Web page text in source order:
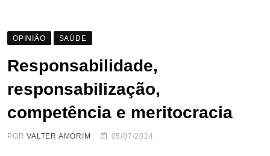
OPINIÃO SAÚDE
Responsabilidade,
responsabilização,
competência e meritocracia
PORVALTER AMORIM 05/07/2024